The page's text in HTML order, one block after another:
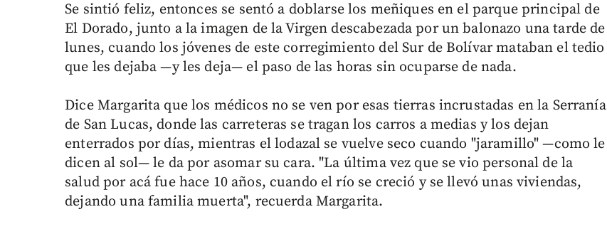
Se sintió feliz, entonces se sentó a doblarse los meñiques en el parque principal de
El Dorado, junto a la imagen de la Virgen descabezada por un balonazo una tarde de
lunes, cuando los jóvenes de este corregimiento del Sur de Bolívar mataban el tedio
que les dejaba —y les deja— el paso de las horas sin ocuparse de nada.
Dice Margarita que los médicos no se ven por esas tierras incrustadas en la Serranía
de San Lucas, donde las carreteras se tragan los carros a medias y los dejan
enterrados por días, mientras el lodazal se vuelve seco cuando "jaramillo" —como le
dicen al sol— le da por asomar su cara. "La última vez que se vio personal de la
salud por acá fue hace 10 años, cuando el río se creció y se llevó unas viviendas,
dejando una familia muerta", recuerda Margarita.